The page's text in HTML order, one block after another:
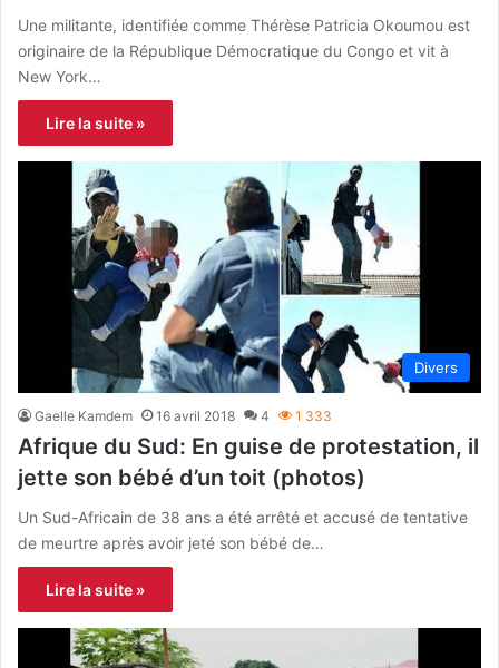
Une militante, identifiée comme Thérèse Patricia Okoumou est
originaire de la République Démocratique du Congo et vit à
New York…
Lire la suite »
Divers
Gaelle Kamdem 16 avril 2018 4 1 333
Afrique du Sud: En guise de protestation, il
jette son bébé d’un toit (photos)
Un Sud-Africain de 38 ans a été arrêté et accusé de tentative
de meurtre après avoir jeté son bébé de…
Lire la suite »